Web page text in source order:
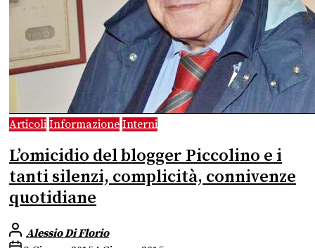
Articoli Informazione Interni
L’omicidio del blogger Piccolino e i
tanti silenzi, complicità, connivenze
quotidiane
Alessio Di Florio